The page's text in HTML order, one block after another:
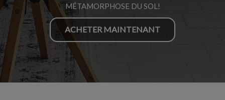
MÉTAMORPHOSE DU SOL!
ACHETER MAINTENANT